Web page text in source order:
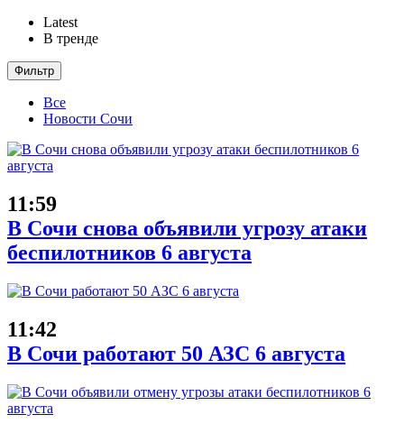
Latest
В тренде
Фильтр
Все
Новости Сочи
11:59
В Сочи снова объявили угрозу атаки
беспилотников 6 августа
11:42
В Сочи работают 50 АЗС 6 августа